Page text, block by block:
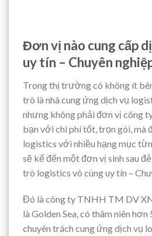
Đơn vị nào cung cấp
uy tín – Chuyên
Trong thị trường có không ít
trò là nhà cung ứng dịch vụ
nhưng không phải đơn vị công
bạn với chi phí tốt, trọn gói, mà
logistics với nhiều hạng mục
sẽ kể đến một đơn vị sinh sau
trò logistics vô cùng uy tín –
Đó là công ty TNHH TM DV
là Golden Sea, có thâm niên
chuyên trách cung ứng dịch vụ